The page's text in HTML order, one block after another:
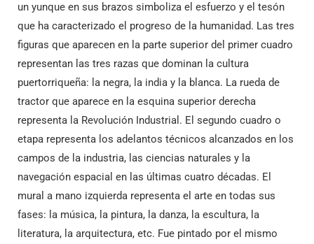
un yunque en sus brazos simboliza el esfuerzo y el tesón
que ha caracterizado el progreso de la humanidad. Las tres
figuras que aparecen en la parte superior del primer cuadro
representan las tres razas que dominan la cultura
puertorriqueña: la negra, la india y la blanca. La rueda de
tractor que aparece en la esquina superior derecha
representa la Revolución Industrial. El segundo cuadro o
etapa representa los adelantos técnicos alcanzados en los
campos de la industria, las ciencias naturales y la
navegación espacial en las últimas cuatro décadas. El
mural a mano izquierda representa el arte en todas sus
fases: la música, la pintura, la danza, la escultura, la
literatura, la arquitectura, etc. Fue pintado por el mismo